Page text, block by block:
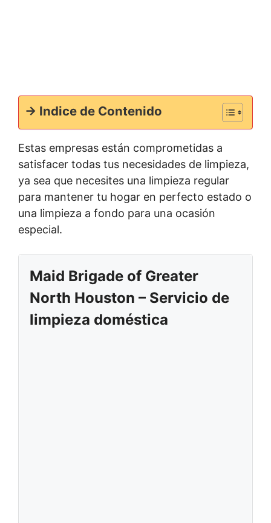
-> Indice de Contenido
Estas empresas están comprometidas a
satisfacer todas tus necesidades de limpieza,
ya sea que necesites una limpieza regular
para mantener tu hogar en perfecto estado o
una limpieza a fondo para una ocasión
especial.
Maid Brigade of Greater
North Houston – Servicio de
limpieza doméstica